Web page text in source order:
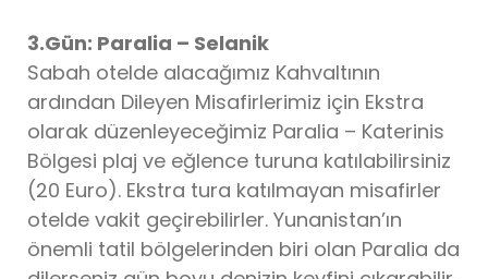
3.Gün: Paralia – Selanik
Sabah otelde alacağımız Kahvaltının
ardından Dileyen Misafirlerimiz için Ekstra
olarak düzenleyeceğimiz Paralia – Katerinis
Bölgesi plaj ve eğlence turuna katılabilirsiniz
(20 Euro). Ekstra tura katılmayan misafirler
otelde vakit geçirebilirler. Yunanistan’ın
önemli tatil bölgelerinden biri olan Paralia da